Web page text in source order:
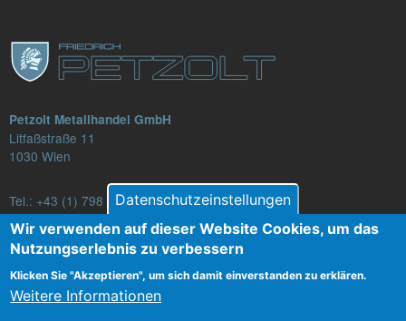
Petzolt Metallhandel GmbH
Litfaßstraße 11
1030 Wien
Tel.: +43 (1) 798 82 88-16
E-Mail: verkauf@petzolt.at
Datenschutzeinstellungen
Wir verwenden auf dieser Website Cookies, um das
Nutzungserlebnis zu verbessern
Klicken Sie "Akzeptieren", um sich damit einverstanden zu erklären.
Weitere Informationen